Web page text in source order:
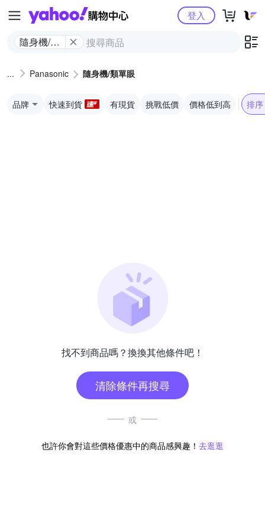
Yahoo購物中心
隨身機/類
登入
Panasonic 隨身機/類單眼
品牌 快速到貨 有現貨 挑戰低價 價格低到高 排序
找不到商品嗎？換換其他條件吧！
清除條件再搜尋
或
也許你會對這些價格優惠中的商品感興趣！ 去逛逛